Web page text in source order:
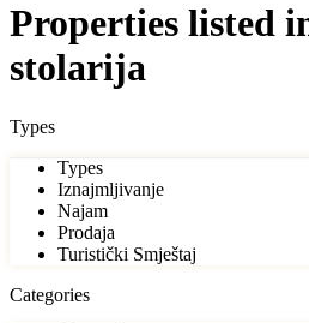
Properties listed
stolarija
Types
Types
Iznajmljivanje
Najam
Prodaja
Turistički Smještaj
Categories